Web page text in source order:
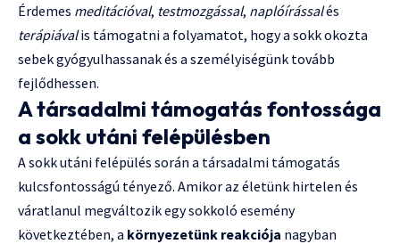
Érdemes meditációval, testmozgással, naplóírássalés
terápiávalis támogatni a folyamatot, hogy a sokk okozta
sebek gyógyulhassanak és a személyiségünk tovább
fejlődhessen.
A társadalmi támogatás fontossága
a sokk utáni felépülésben
A sokk utáni felépülés során a társadalmi támogatás
kulcsfontosságú tényező. Amikor az életünk hirtelen és
váratlanul megváltozik egy sokkoló esemény
következtében, a környezetünk reakciója nagyban